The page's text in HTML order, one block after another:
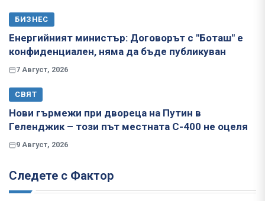
БИЗНЕС
Енергийният министър: Договорът с "Боташ" е
конфиденциален, няма да бъде публикуван
7 Август, 2026
СВЯТ
Нови гърмежи при двореца на Путин в
Геленджик – този път местната С-400 не оцеля
9 Август, 2026
Следете с Фактор